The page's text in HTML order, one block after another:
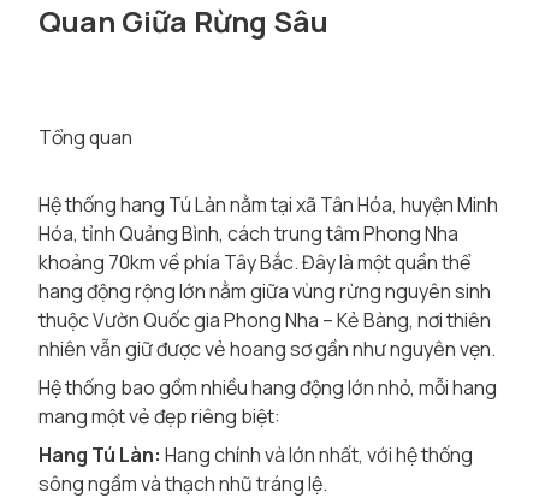
Quan Giữa Rừng Sâu
Tổng quan
Hệ thống hang Tú Làn nằm tại xã Tân Hóa, huyện Minh
Hóa, tỉnh Quảng Bình, cách trung tâm Phong Nha
khoảng 70km về phía Tây Bắc. Đây là một quần thể
hang động rộng lớn nằm giữa vùng rừng nguyên sinh
thuộc Vườn Quốc gia Phong Nha – Kẻ Bàng, nơi thiên
nhiên vẫn giữ được vẻ hoang sơ gần như nguyên vẹn.
Hệ thống bao gồm nhiều hang động lớn nhỏ, mỗi hang
mang một vẻ đẹp riêng biệt:
Hang Tú Làn: Hang chính và lớn nhất, với hệ thống
sông ngầm và thạch nhũ tráng lệ.